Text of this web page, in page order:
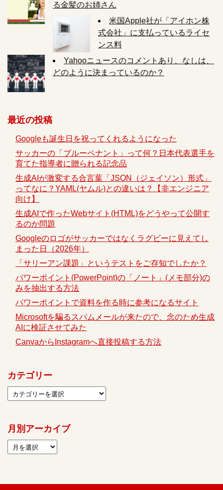
る金髪のお姉さん
米国Apple社が「アイホン株
式会社」に支払っているライセ
ンス料
Yahooニュースのコメントあり、なしは、
どのように決まっているのか？
最近の投稿
Googleも誕生日を祝ってくれるようになった
サッカーの「ブルーペナント」って何？日本代表選手を
育てた指導者に贈られる記念品
生成AIが激変する合言葉「JSON（ジェイソン）形式」
ってなに？YAML(ヤムル)との違いは？【非エンジニア
向け】
生成AIで作ったWebサイト(HTML)をどうやって公開す
るのか問題
Googleのロゴがサッカーではなくラグビーに見えてし
まった日（2026年）
「サリーアン課題」というテストをご存知でしたか？
パワーポイント(PowerPoint)の「ノート」(メモ部分)の
みを抽出する方法
パワーポイントで資料を作る時に参考になるサイト
Microsoftを騙るスパムメールが来たので、念のため生成
AIに検証させてみた
CanvaからInstagramへ直接投稿する方法
カテゴリー
月別アーカイブ